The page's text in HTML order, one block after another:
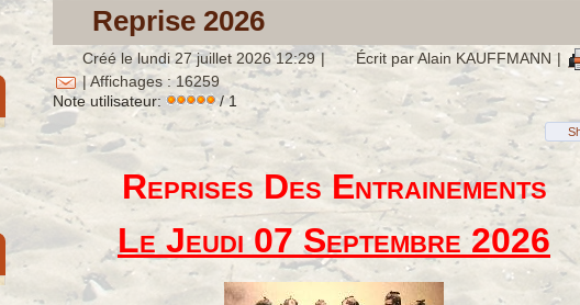
Reprise 2026
Créé le lundi 27 juillet 2026 12:29| Écrit par Alain KAUFFMANN |
| Affichages : 16259
Note utilisateur:
/ 1
Reprises Des Entrainements
Le Jeudi 07 Septembre 2026